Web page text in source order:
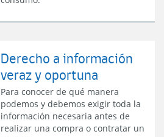
Derecho a información
veraz y oportuna
Para conocer de qué manera
podemos y debemos exigir toda la
información necesaria antes de
realizar una compra o contratar un